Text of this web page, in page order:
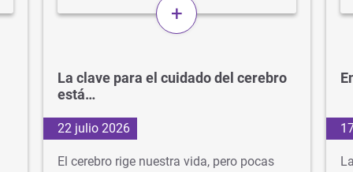
+
La clave para el cuidado del cerebro
está…
22 julio 2026
El cerebro rige nuestra vida, pero pocas